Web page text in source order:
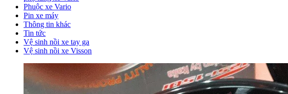
Phuộc xe Vario
Pin xe máy
Thông tin khác
Tin tức
Vệ sinh nồi xe tay ga
Vệ sinh nồi xe Visson